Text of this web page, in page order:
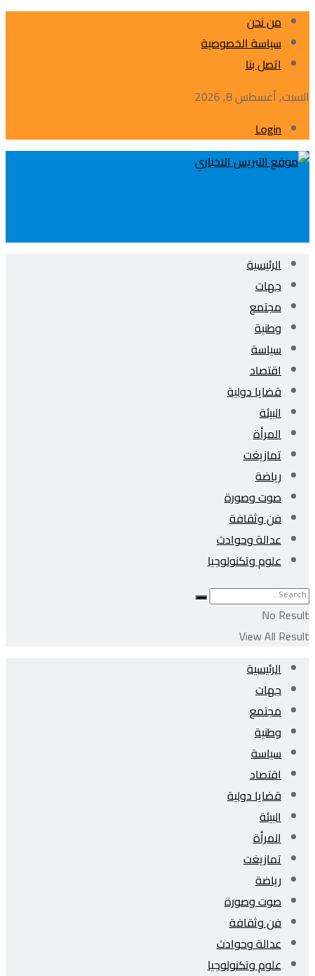
من نحن
سياسة الخصوصية
اتصل بنا
السبت, أغسطس 8, 2026
Login
الرئيسية
جهات
مجتمع
وطنية
سياسة
اقتصاد
قضايا دولية
البيئة
المرأة
تمازيغت
رياضة
صوت وصورة
فن وثقافة
عدالة وحوادث
علوم وتكنولوجيا
No Result
View All Result
الرئيسية
جهات
مجتمع
وطنية
سياسة
اقتصاد
قضايا دولية
البيئة
المرأة
تمازيغت
رياضة
صوت وصورة
فن وثقافة
عدالة وحوادث
علوم وتكنولوجيا